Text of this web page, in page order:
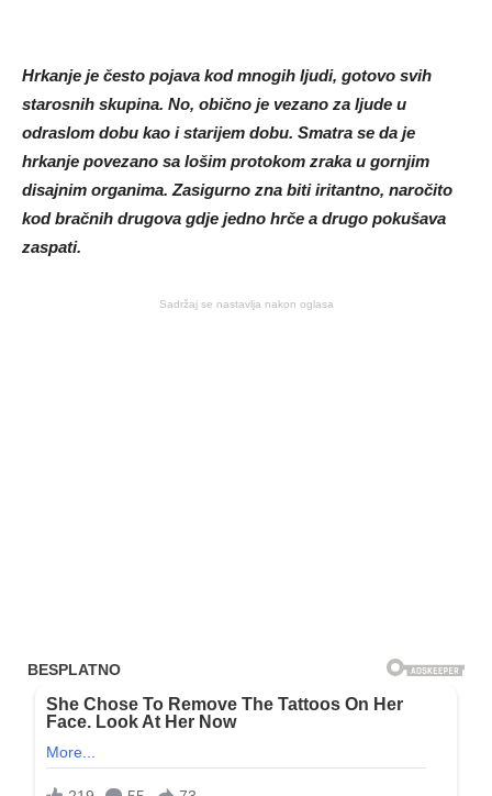
Hrkanje je često pojava kod mnogih ljudi, gotovo svih
starosnih skupina. No, obično je vezano za ljude u
odraslom dobu kao i starijem dobu. Smatra se da je
hrkanje povezano sa lošim protokom zraka u gornjim
disajnim organima. Zasigurno zna biti iritantno, naročito
kod bračnih drugova gdje jedno hrče a drugo pokušava
zaspati.
Sadržaj se nastavlja nakon oglasa